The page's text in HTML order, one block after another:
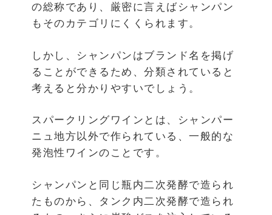
の総称であり、厳密に言えばシャンパン
もそのカテゴリにくくられます。
しかし、シャンパンはブランド名を掲げ
ることができるため、分類されていると
考えると分かりやすいでしょう。
スパークリングワインとは、シャンパー
ニュ地方以外で作られている、一般的な
発泡性ワインのことです。
シャンパンと同じ瓶内二次発酵で造られ
たものから、タンク内二次発酵で造られ